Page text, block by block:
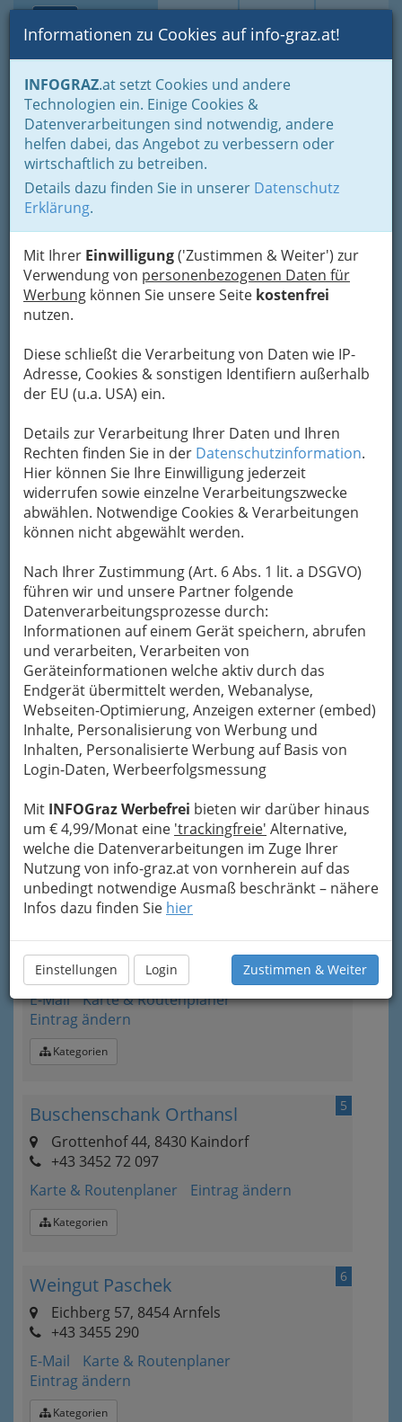
Suche Login Toggle
Informationen zu Cookies auf info-graz.at!
INFOGRAZ.at setzt Cookies und andere
Technologien ein. Einige Cookies &
Datenverarbeitungen sind notwendig, andere
helfen dabei, das Angebot zu verbessern oder
wirtschaftlich zu betreiben.
Details dazu finden Sie in unserer Datenschutz
Erklärung.
Mit Ihrer Einwilligung('Zustimmen & Weiter') zur
Verwendung von personenbezogenen Daten für
Werbung können Sie unsere Seite kostenfrei
nutzen.
Diese schließt die Verarbeitung von Daten wie IP-
Adresse, Cookies & sonstigen Identifiern außerhalb
der EU (u.a. USA) ein.
Details zur Verarbeitung Ihrer Daten und Ihren
Rechten finden Sie in der Datenschutzinformation.
Hier können Sie Ihre Einwilligung jederzeit
widerrufen sowie einzelne Verarbeitungszwecke
abwählen. Notwendige Cookies & Verarbeitungen
können nicht abgewählt werden.
Nach Ihrer Zustimmung (Art. 6 Abs. 1 lit. a DSGVO)
führen wir und unsere Partner folgende
Datenverarbeitungsprozesse durch:
Informationen auf einem Gerät speichern, abrufen
und verarbeiten, Verarbeiten von
Geräteinformationen welche aktiv durch das
Endgerät übermittelt werden, Webanalyse,
Webseiten-Optimierung, Anzeigen externer (embed)
Inhalte, Personalisierung von Werbung und
Inhalten, Personalisierte Werbung auf Basis von
Login-Daten, Werbeerfolgsmessung
Mit INFOGraz Werbefrei bieten wir darüber hinaus
um € 4,99/Monat eine 'trackingfreie' Alternative,
welche die Datenverarbeitungen im Zuge Ihrer
Nutzung von info-graz.at von vornherein auf das
unbedingt notwendige Ausmaß beschränkt – nähere
Infos dazu finden Sie hier
Einstellungen Login Zustimmen & Weiter
Home Gastronomie
Beisln, Bars, Pubs & Wein
Buschenschenken oder Buschenschänken
Buschenschenken nach Orten
Leibnitz
Leibnitz
Bezirksauswahl
Alle Bezirke
Weingut Assigal
+43 3452 868 11
E-Mail
Karte & Routenplaner
Eintrag ändern
Kategorien
2
Weingut Karner
Seggauberg 45, 8430 Leibnitz
+43 3452 86 811
+43 3452 86 811 - 4
E-Mail
Karte & Routenplaner
Eintrag ändern
Kategorien
Weinbau Helga Brolli
Eckberg 54, 8430 Leibnitz
+43 3453 4212
+43 3453 4212 - 15
Karte & Routenplaner
Eintrag ändern
Öffnungszeiten
Sonnenstraße 11, 8423 St. Veit am Vogau
+43 3453 2110
E-Mail
Karte & Routenplaner
Eintrag ändern
Kategorien
5
Buschenschank Orthansl
Grottenhof 44, 8430 Kaindorf
+43 3452 72 097
Karte & Routenplaner
Eintrag ändern
Kategorien
6
Weingut Paschek
Eichberg 57, 8454 Arnfels
+43 3455 290
E-Mail
Karte & Routenplaner
Eintrag ändern
Kategorien